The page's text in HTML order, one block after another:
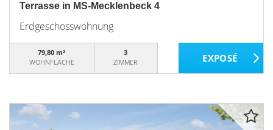
Terrasse in MS-Mecklenbeck 4
Erdgeschosswohnung
79,80 m²
WOHNFLÄCHE
3
ZIMMER